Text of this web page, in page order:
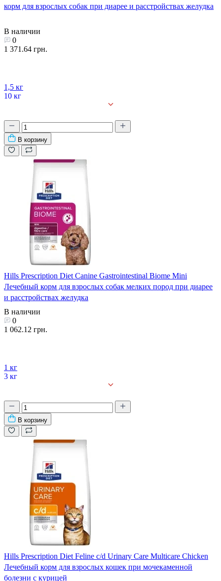
корм для взрослых собак при диарее и расстройствах желудка
В наличии
0
1 371.64 грн.
1,5 кг
10 кг
В корзину
Hills Prescription Diet Canine Gastrointestinal Biome Mini
Лечебный корм для взрослых собак мелких пород при диарее
и расстройствах желудка
В наличии
0
1 062.12 грн.
1 кг
3 кг
В корзину
Hills Prescription Diet Feline c/d Urinary Care Multicare Chicken
Лечебный корм для взрослых кошек при мочекаменной
болезни с курицей